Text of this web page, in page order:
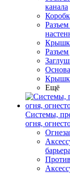
канала
Разъем
Ещё
Системы,
огня,
барьера